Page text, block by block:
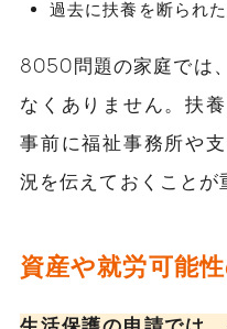
過去に扶養を断られ
8050問題の家庭では
なくありません。扶
事前に福祉事務所や
況を伝えておくことが
資産や就労可能